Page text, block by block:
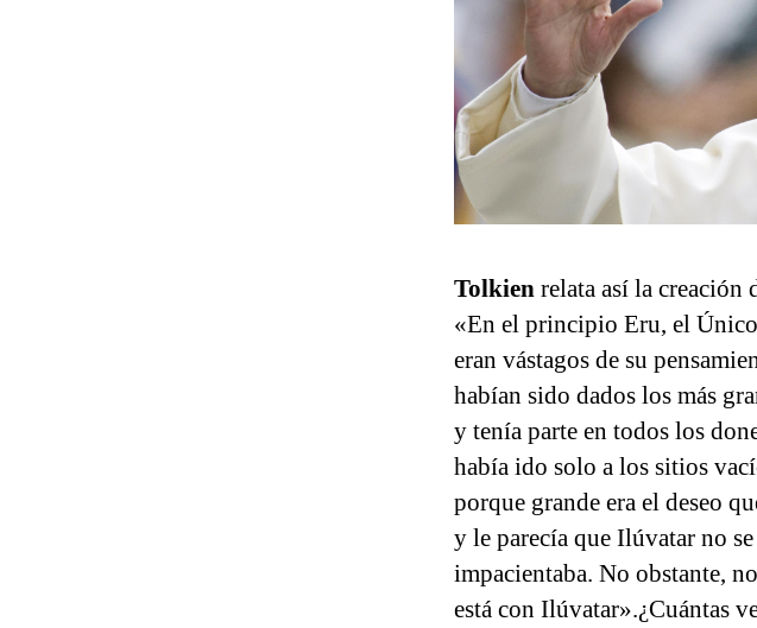
Tolkienrelata así la
«En el principio Eru, el
eran vástagos de su
habían sido dados los más
y tenía parte en todos los
había ido solo a los sitios
porque grande era el deseo
y le parecía que Ilúvatar no
impacientaba. No obstante,
está con Ilúvatar».¿Cuántas